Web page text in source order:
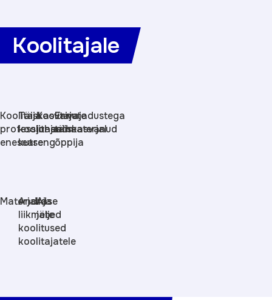
Koolitajale
Koolitaja
professionaalne
eneseareng
Täiskasvanute
koolitaja
kutse
Koolitaja
juhendmaterjal
Erivajadustega
täiskasvanud
õppija
Materjalid
Andrase
liikmete
koolitused
koolitajatele
Aja
jäljed